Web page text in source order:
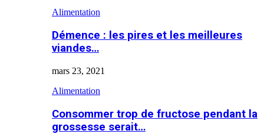
Alimentation
Démence : les pires et les meilleures
viandes…
mars 23, 2021
Alimentation
Consommer trop de fructose pendant la
grossesse serait…